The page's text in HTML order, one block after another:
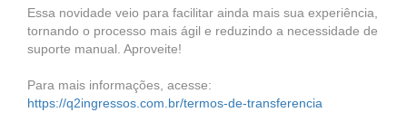
Essa novidade veio para facilitar ainda mais sua experiência,
tornando o processo mais ágil e reduzindo a necessidade de
suporte manual. Aproveite!
Para mais informações, acesse:
https://q2ingressos.com.br/termos-de-transferencia